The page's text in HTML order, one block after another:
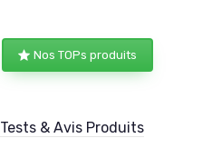
Nos TOPs produits
Tests & Avis Produits